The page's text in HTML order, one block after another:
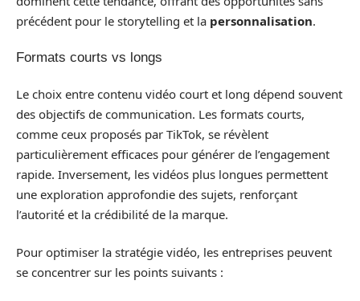
précédent pour le storytelling et la personnalisation.
Formats courts vs longs
Le choix entre contenu vidéo court et long dépend souvent
des objectifs de communication. Les formats courts,
comme ceux proposés par TikTok, se révèlent
particulièrement efficaces pour générer de l’engagement
rapide. Inversement, les vidéos plus longues permettent
une exploration approfondie des sujets, renforçant
l’autorité et la crédibilité de la marque.
Pour optimiser la stratégie vidéo, les entreprises peuvent
se concentrer sur les points suivants :